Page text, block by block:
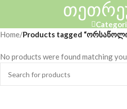
Home/Products tagged
No products were found matching